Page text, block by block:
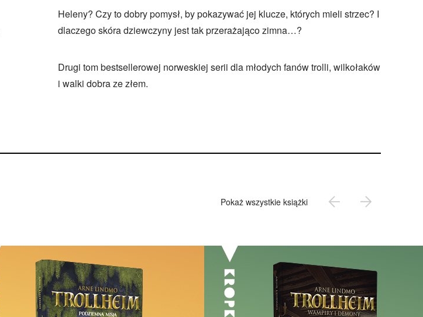
Heleny? Czy to dobry pomysł, by pokazywać jej klucze, których mieli strzec? I
dlaczego skóra dziewczyny jest tak przerażająco zimna…?
Drugi tom bestsellerowej norweskiej serii dla młodych fanów trolli, wilkołaków
i walki dobra ze złem.
Pokaż wszystkie książki